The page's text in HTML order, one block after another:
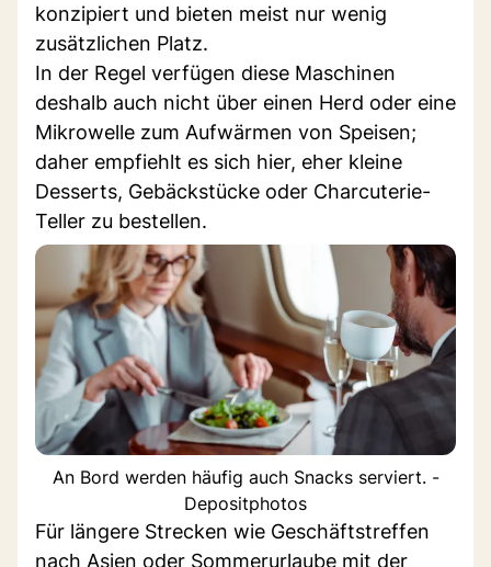
konzipiert und bieten meist nur wenig
zusätzlichen Platz.
In der Regel verfügen diese Maschinen
deshalb auch nicht über einen Herd oder eine
Mikrowelle zum Aufwärmen von Speisen;
daher empfiehlt es sich hier, eher kleine
Desserts, Gebäckstücke oder Charcuterie-
Teller zu bestellen.
An Bord werden häufig auch Snacks serviert. -
Depositphotos
Für längere Strecken wie Geschäftstreffen
nach Asien oder Sommerurlaube mit der